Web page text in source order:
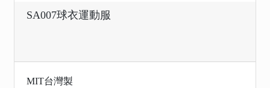
SA007球衣運動服
MIT台灣製